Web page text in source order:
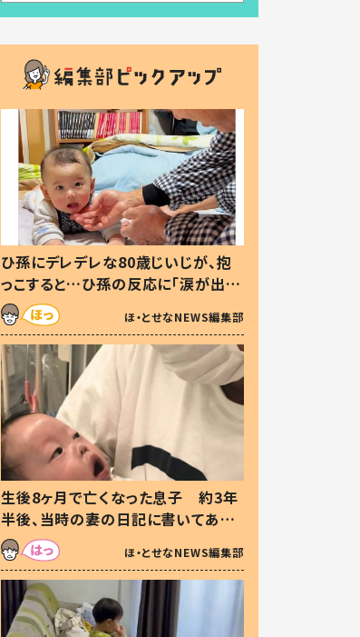
ひ孫にデレデレな80歳じいじが、抱
っこすると…ひ孫の反応に「涙が出ま
した」「可愛くて仕方ない」
ほ・とせなNEWS編集部
生後8ヶ月で亡くなった息子 約3年
半後、当時の妻の日記に書いてあっ
た本音とは
ほ・とせなNEWS編集部